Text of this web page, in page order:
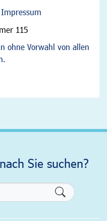
Impressum
115
ohne Vorwahl von allen
Sie suchen?